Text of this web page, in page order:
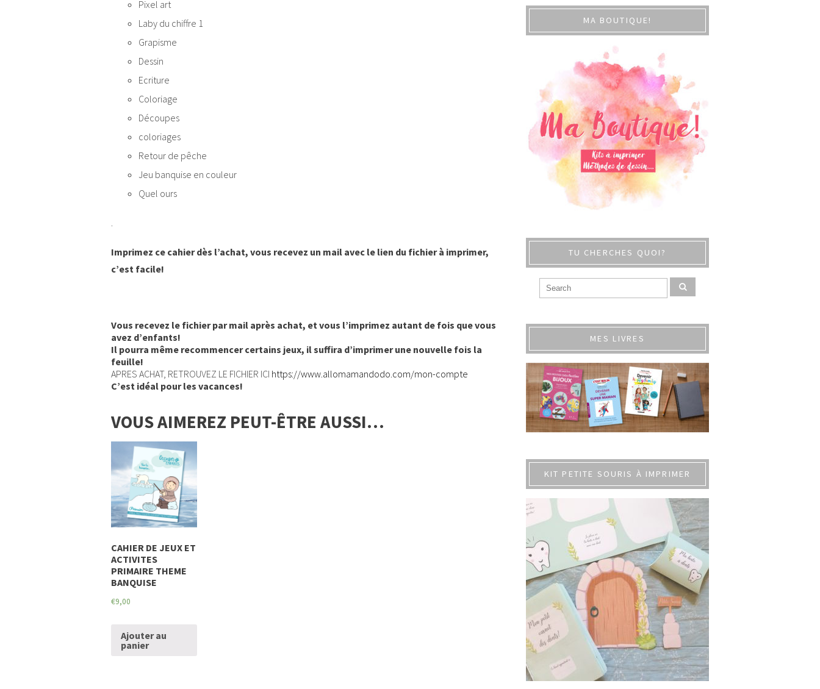
Pixel art
Laby du chiffre 1
Grapisme
Dessin
Ecriture
Coloriage
Découpes
coloriages
Retour de pêche
Jeu banquise en couleur
Quel ours
Imprimez ce cahier dès l’achat, vous recevez un mail avec le lien du fichier à imprimer,
c’est facile!
Vous recevez le fichier par mail après achat, et vous l’imprimez autant de fois que vous
avez d’enfants!
Il pourra même recommencer certains jeux, il suffira d’imprimer une nouvelle fois la
feuille!
APRES ACHAT, RETROUVEZ LE FICHIER ICI https://www.allomamandodo.com/mon-compte
C’est idéal pour les vacances!
VOUS AIMEREZ PEUT-ÊTRE AUSSI…
CAHIER DE JEUX ET
ACTIVITES
PRIMAIRE THEME
BANQUISE
€9,00
Ajouter au
panier
MA BOUTIQUE!
TU CHERCHES QUOI?
MES LIVRES
KIT PETITE SOURIS À IMPRIMER